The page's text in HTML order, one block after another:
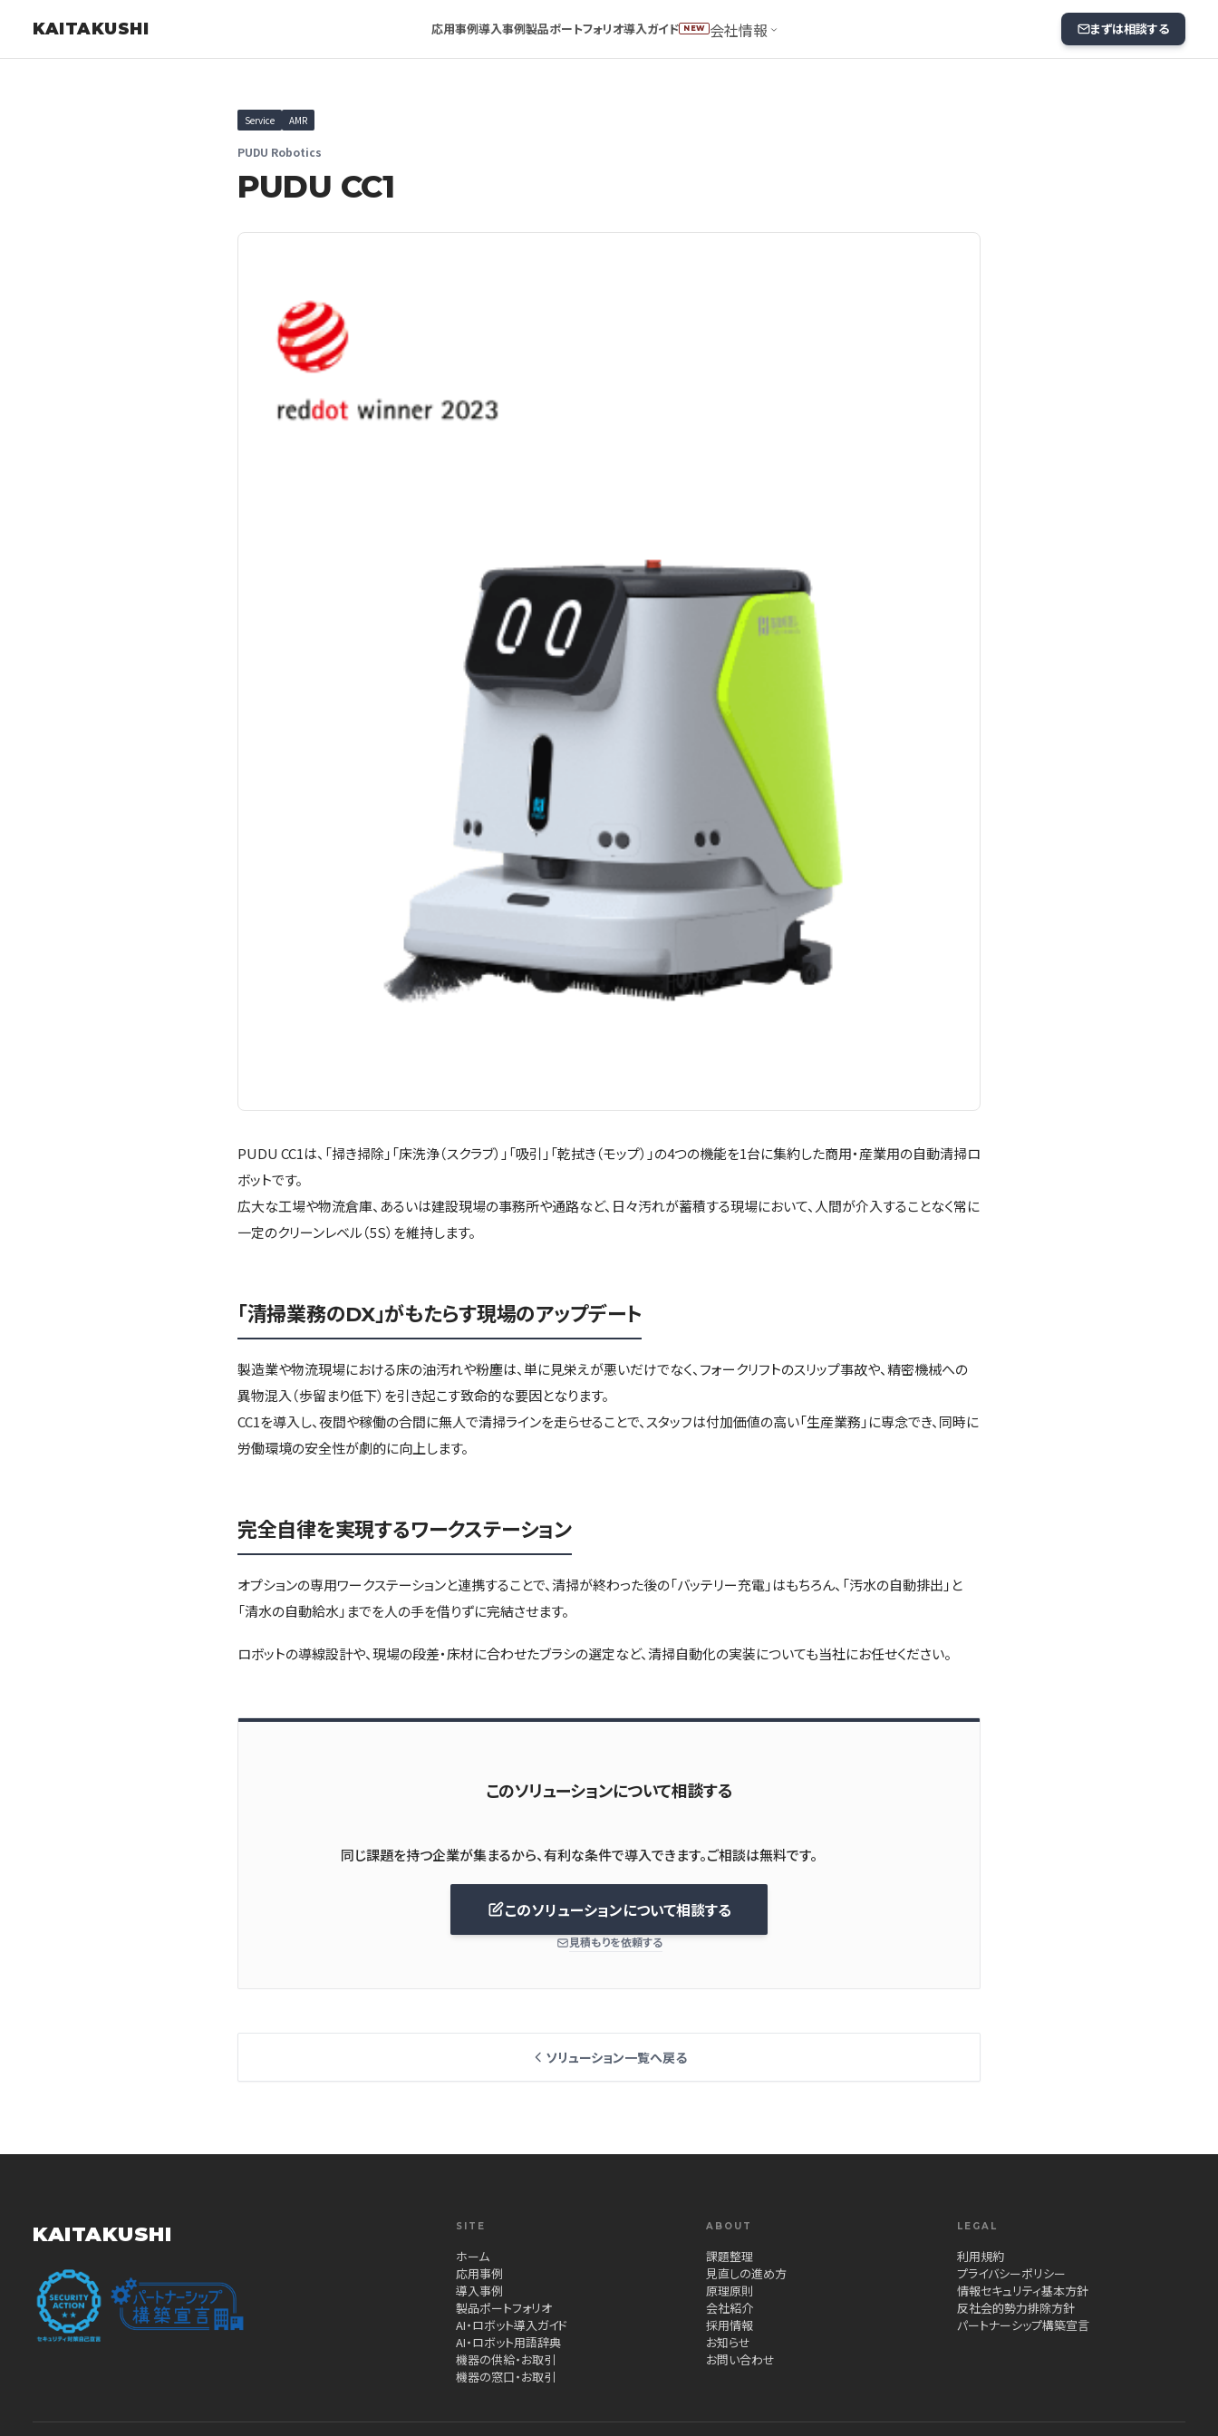
KAITAKUSHI 応用事例導入事例製品ポートフォリオ導入ガイド NEW 会社情報 まずは相談する
Service AMR
PUDU Robotics
PUDU CC1
PUDU CC1は、「掃き掃除」「床洗浄（スクラブ）」「吸引」「乾拭き（モップ）」の4つの機能を1台に集約した商用・産業用の自動清掃ロ
ボットです。
広大な工場や物流倉庫、あるいは建設現場の事務所や通路など、日々汚れが蓄積する現場において、人間が介入することなく常に
一定のクリーンレベル（5S）を維持します。
「清掃業務のDX」がもたらす現場のアップデート
製造業や物流現場における床の油汚れや粉塵は、単に見栄えが悪いだけでなく、フォークリフトのスリップ事故や、精密機械への
異物混入（歩留まり低下）を引き起こす致命的な要因となります。
CC1を導入し、夜間や稼働の合間に無人で清掃ラインを走らせることで、スタッフは付加価値の高い「生産業務」に専念でき、同時に
労働環境の安全性が劇的に向上します。
完全自律を実現するワークステーション
オプションの専用ワークステーションと連携することで、清掃が終わった後の「バッテリー充電」はもちろん、「汚水の自動排出」と
「清水の自動給水」までを人の手を借りずに完結させます。
ロボットの導線設計や、現場の段差・床材に合わせたブラシの選定など、清掃自動化の実装についても当社にお任せください。
このソリューションについて相談する
このソリューションについて相談する
見積もりを依頼する
ソリューション一覧へ戻る
KAITAKUSHI SITE
ホーム
応用事例
導入事例
製品ポートフォリオ
AI・ロボット導入ガイド
AI・ロボット用語辞典
機器の供給・お取引
機器の窓口・お取引
ABOUT
課題整理
見直しの進め方
原理原則
会社紹介
採用情報
お知らせ
お問い合わせ
LEGAL
利用規約
プライバシーポリシー
情報セキュリティ基本方針
反社会的勢力排除方針
パートナーシップ構築宣言